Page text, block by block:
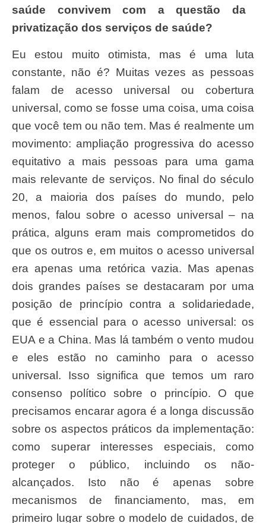
saúde convivem com a questão da
privatização dos serviços de saúde?
Eu estou muito otimista, mas é uma luta
constante, não é? Muitas vezes as pessoas
falam de acesso universal ou cobertura
universal, como se fosse uma coisa, uma coisa
que você tem ou não tem. Mas é realmente um
movimento: ampliação progressiva do acesso
equitativo a mais pessoas para uma gama
mais relevante de serviços. No final do século
20, a maioria dos países do mundo, pelo
menos, falou sobre o acesso universal – na
prática, alguns eram mais comprometidos do
que os outros e, em muitos o acesso universal
era apenas uma retórica vazia. Mas apenas
dois grandes países se destacaram por uma
posição de princípio contra a solidariedade,
que é essencial para o acesso universal: os
EUA e a China. Mas lá também o vento mudou
e eles estão no caminho para o acesso
universal. Isso significa que temos um raro
consenso político sobre o princípio. O que
precisamos encarar agora é a longa discussão
sobre os aspectos práticos da implementação:
como superar interesses especiais, como
proteger o público, incluindo os não-
alcançados. Isto não é apenas sobre
mecanismos de financiamento, mas, em
primeiro lugar sobre o modelo de cuidados, de